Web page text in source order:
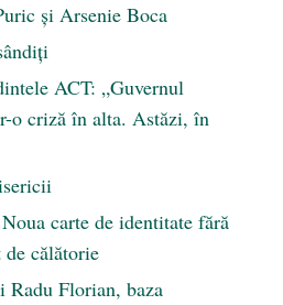
şi Arsenie Boca
ACT: „Guvernul
o criză în alta. Astăzi, în
carte de identitate fără
călătorie
Radu Florian, baza